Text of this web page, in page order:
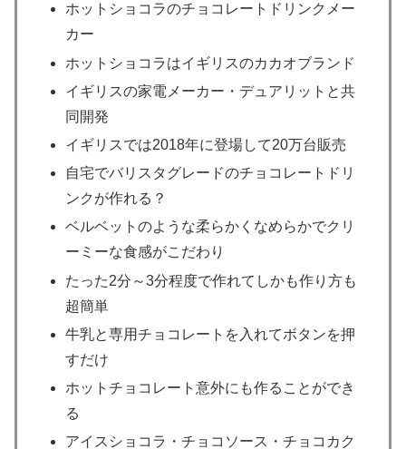
ホットショコラのチョコレートドリンクメー
カー
ホットショコラはイギリスのカカオブランド
イギリスの家電メーカー・デュアリットと共
同開発
イギリスでは2018年に登場して20万台販売
自宅でバリスタグレードのチョコレートドリ
ンクが作れる？
ベルベットのような柔らかくなめらかでクリ
ーミーな食感がこだわり
たった2分～3分程度で作れてしかも作り方も
超簡単
牛乳と専用チョコレートを入れてボタンを押
すだけ
ホットチョコレート意外にも作ることができ
る
アイスショコラ・チョコソース・チョコカク